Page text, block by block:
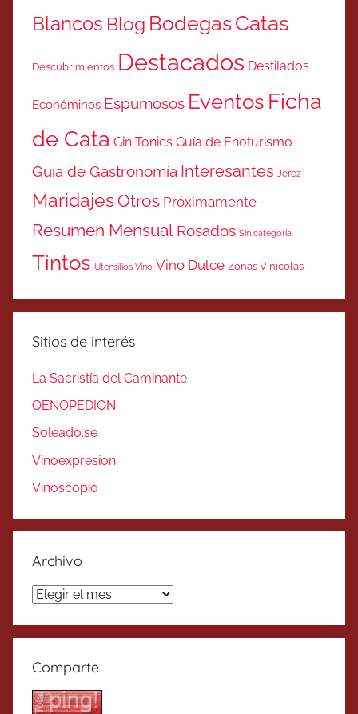
Blancos Blog BodegasCatas
Descubrimientos Destacados Destilados
Económinos Espumosos Eventos Ficha
de Cata Gin Tonics Guía de Enoturismo
Guía de Gastronomía Interesantes Jerez
MaridajesOtros Próximamente
Resumen Mensual Rosados Sin categoría
Tintos Utensilios Vino Vino Dulce Zonas Vinicolas
Sitios de interés
La Sacristía del Caminante
OENOPEDION
Soleado.se
Vinoexpresion
Vinoscopio
Archivo
Archivo
Comparte